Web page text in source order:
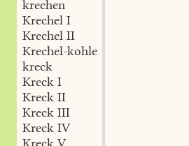
krechen
Krechel I
Krechel II
Krechel-kohle
kreck
Kreck I
Kreck II
Kreck III
Kreck IV